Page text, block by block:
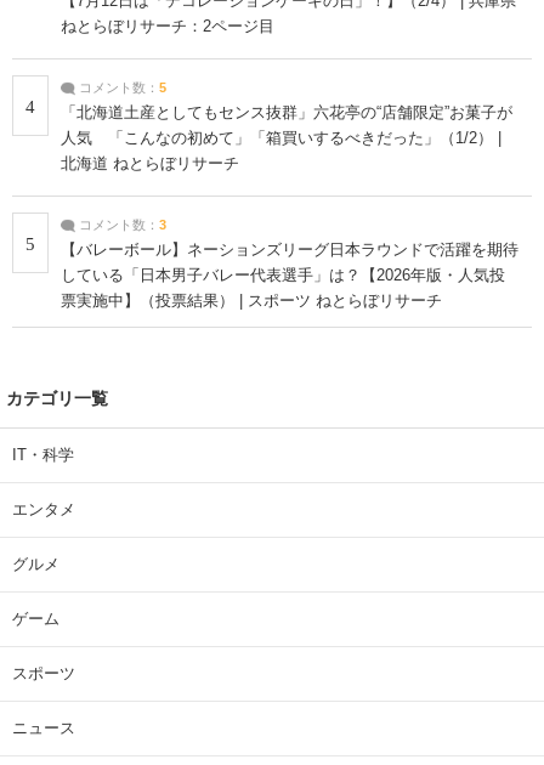
ねとらぼリサーチ：2ページ目
4
コメント数： 5
「北海道土産としてもセンス抜群」六花亭の“店舗限定”お菓子が
人気 「こんなの初めて」「箱買いするべきだった」（1/2） |
北海道 ねとらぼリサーチ
5
コメント数： 3
【バレーボール】ネーションズリーグ日本ラウンドで活躍を期待
している「日本男子バレー代表選手」は？【2026年版・人気投
票実施中】（投票結果） | スポーツ ねとらぼリサーチ
カテゴリ一覧
IT・科学
エンタメ
グルメ
ゲーム
スポーツ
ニュース